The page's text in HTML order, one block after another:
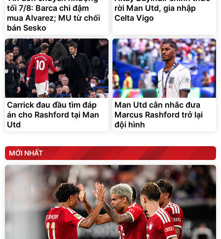
Đã bán nhiều Đang xem nhiều
G-FORCE VIETNA
tối 7/8: Barca chi đậm
mua Alvarez; MU từ chối
bán Sesko
rời Man Utd, gia nhập
Celta Vigo
Carrick đau đầu tìm đáp
án cho Rashford tại Man
Utd
Man Utd cân nhắc đưa
Marcus Rashford trở lại
đội hình
MỚI NHẤT